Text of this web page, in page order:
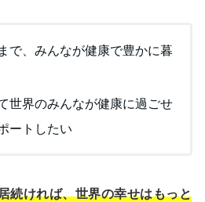
で、みんなが健康で豊かに暮
世界のみんなが健康に過ごせ
ートしたい
続ければ、世界の幸せはもっと